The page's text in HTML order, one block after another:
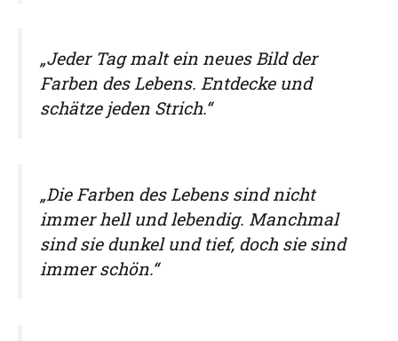
„Jeder Tag malt ein neues Bild der
Farben des Lebens. Entdecke und
schätze jeden Strich.“
„Die Farben des Lebens sind nicht
immer hell und lebendig. Manchmal
sind sie dunkel und tief, doch sie sind
immer schön.“